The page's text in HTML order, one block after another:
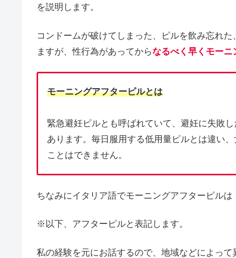
を説明します。
コンドームが破けてしまった、ピルを飲み忘れ
ますが、性行為があってからなるべく早くモーニ
モーニングアフターピルとは
緊急避妊ピルとも呼ばれていて、避妊に失敗
あります。毎日服用する低用量ピルとは違い
ことはできません。
ちなみにイタリア語でモーニングアフターピルは
※以下、アフターピルと表記します。
私の経験を元にお話するので、地域などによって